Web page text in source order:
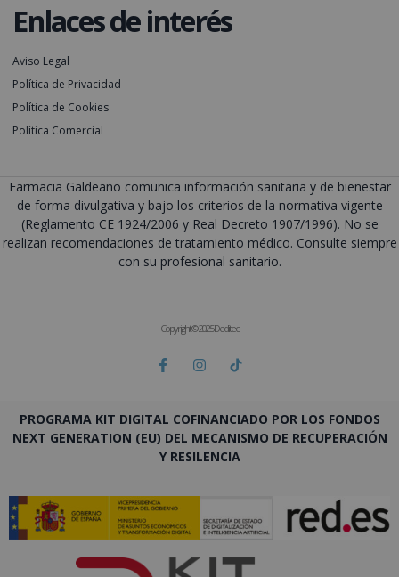
Enlaces de interés
Aviso Legal
Política de Privacidad
Política de Cookies
Política Comercial
Farmacia Galdeano comunica información sanitaria y de bienestar
de forma divulgativa y bajo los criterios de la normativa vigente
(Reglamento CE 1924/2006 y Real Decreto 1907/1996). No se
realizan recomendaciones de tratamiento médico. Consulte siempre
con su profesional sanitario.
Copyright © 2025 Deditec
PROGRAMA KIT DIGITAL COFINANCIADO POR LOS FONDOS
NEXT GENERATION (EU) DEL MECANISMO DE RECUPERACIÓN
Y RESILENCIA